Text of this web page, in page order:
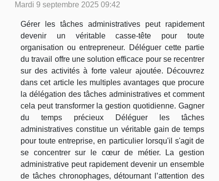
Mardi 9 septembre 2025 09:42
Gérer les tâches administratives peut rapidement
devenir un véritable casse-tête pour toute
organisation ou entrepreneur. Déléguer cette partie
du travail offre une solution efficace pour se recentrer
sur des activités à forte valeur ajoutée. Découvrez
dans cet article les multiples avantages que procure
la délégation des tâches administratives et comment
cela peut transformer la gestion quotidienne. Gagner
du temps précieux Déléguer les tâches
administratives constitue un véritable gain de temps
pour toute entreprise, en particulier lorsqu'il s'agit de
se concentrer sur le cœur de métier. La gestion
administrative peut rapidement devenir un ensemble
de tâches chronophages, détournant l’attention des